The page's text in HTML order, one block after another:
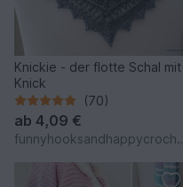
Knickie - der flotte Schal mit
Knick
(70)
ab 4,09 €
funnyhooksandhappycrochets